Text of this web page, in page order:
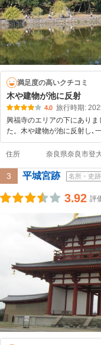
満足度の高いクチコミ
木や建物が池に反射
4.0 旅行時期:
興福寺のエリアの下にあり
た。木や建物が池に反射し､
住所 奈良県奈良市登
3 平城宮跡 名所・史跡
3.92 評